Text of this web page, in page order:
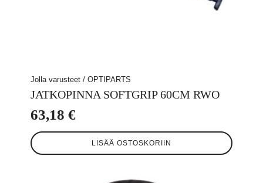
Jolla varusteet / OPTIPARTS
JATKOPINNA SOFTGRIP 60CM RWO
63,18 €
LISÄÄ OSTOSKORIIN